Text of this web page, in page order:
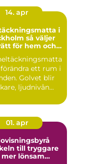
14. apr
i
så väljer
för hem och
ett rum i
Golvet blir
ljudnivån
01. apr
till tryggare
lönsam